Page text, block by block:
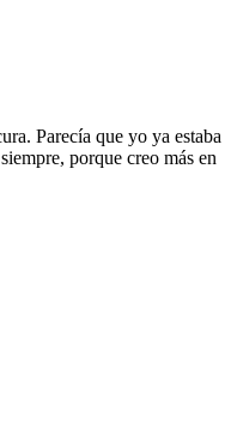
Parecía que yo ya estaba
porque creo más en